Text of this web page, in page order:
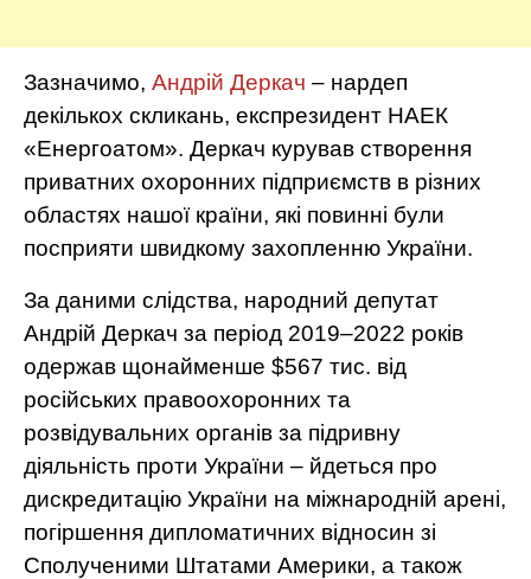
Зазначимо, Андрій Деркач – нардеп
декількох скликань, експрезидент НАЕК
«Енергоатом». Деркач курував створення
приватних охоронних підприємств в різних
областях нашої країни, які повинні були
посприяти швидкому захопленню України.
За даними слідства, народний депутат
Андрій Деркач за період 2019–2022 років
одержав щонайменше $567 тис. від
російських правоохоронних та
розвідувальних органів за підривну
діяльність проти України – йдеться про
дискредитацію України на міжнародній арені,
погіршення дипломатичних відносин зі
Сполученими Штатами Америки, а також